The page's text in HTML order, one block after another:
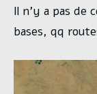
Il n’y a pas de
bases, qq